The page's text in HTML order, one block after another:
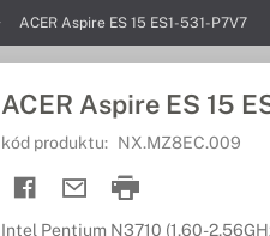
ACER Aspire ES 15 ES1-531-P7V7
ACER Aspire ES 15
kód produktu: NX.MZ8EC.009
Intel Pentium N3710 (1,60-